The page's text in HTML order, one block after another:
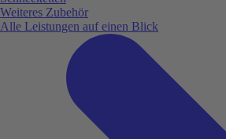
Weiteres Zubehör
Alle Leistungen auf einen Blick